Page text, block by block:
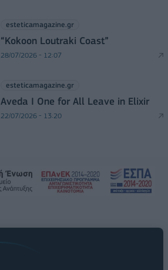
esteticamagazine.gr
“Kokoon Loutraki Coast”
28/07/2026 - 12:07
esteticamagazine.gr
Aveda I One for All Leave in Elixir
22/07/2026 - 13:20